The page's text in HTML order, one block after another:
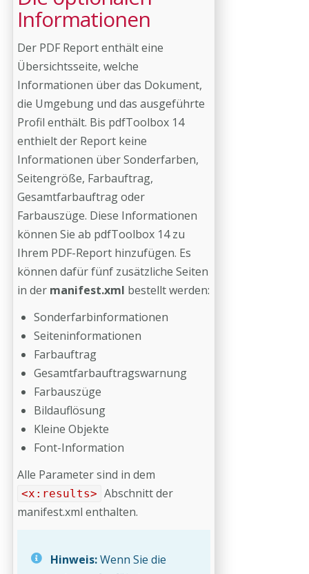
Informationen
Der PDF Report enthält eine
Übersichtsseite, welche
Informationen über das Dokument,
die Umgebung und das ausgeführte
Profil enthält. Bis pdfToolbox 14
enthielt der Report keine
Informationen über Sonderfarben,
Seitengröße, Farbauftrag,
Gesamtfarbauftrag oder
Farbauszüge. Diese Informationen
können Sie ab pdfToolbox 14 zu
Ihrem PDF-Report hinzufügen. Es
können dafür fünf zusätzliche Seiten
in der manifest.xml bestellt werden:
Sonderfarbinformationen
Seiteninformationen
Farbauftrag
Gesamtfarbauftragswarnung
Farbauszüge
Bildauflösung
Kleine Objekte
Font-Information
Alle Parameter sind in dem
<x:results> Abschnitt der
manifest.xml enthalten.
Hinweis:Wenn Sie die